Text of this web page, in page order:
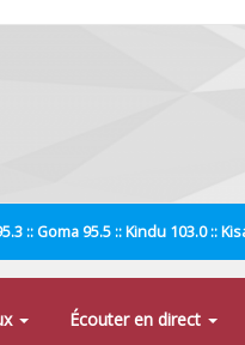
:: Goma 95.5 :: Kindu 103.0 ::
Écouter en direct